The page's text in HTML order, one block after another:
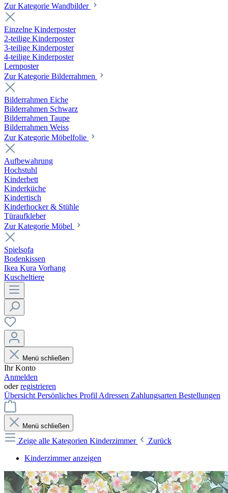
Zur Kategorie Wandbilder
Einzelne Kinderposter
2-teilige Kinderposter
3-teilige Kinderposter
4-teilige Kinderposter
Lernposter
Zur Kategorie Bilderrahmen
Bilderrahmen Eiche
Bilderrahmen Schwarz
Bilderrahmen Taupe
Bilderrahmen Weiss
Zur Kategorie Möbelfolie
Aufbewahrung
Hochstuhl
Kinderbett
Kinderküche
Kindertisch
Kinderhocker & Stühle
Türaufkleber
Zur Kategorie Möbel
Spielsofa
Bodenkissen
Ikea Kura Vorhang
Kuscheltiere
Menü schließen
Ihr Konto
Anmelden
oderregistrieren
Übersicht Persönliches Profil Adressen Zahlungsarten Bestellungen
Menü schließen
Zeige alle Kategorien Kinderzimmer
Zurück
Kinderzimmer anzeigen